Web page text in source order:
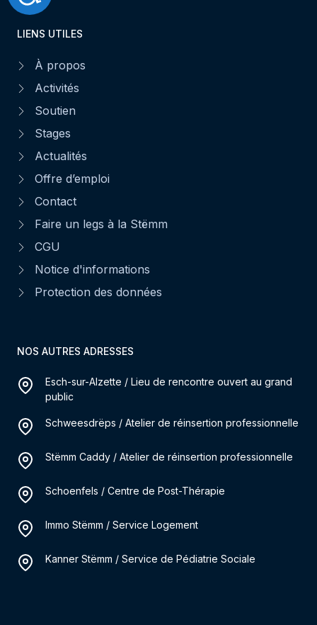
LIENS UTILES
À propos
Activités
Soutien
Stages
Actualités
Offre d’emploi
Contact
Faire un legs à la Stëmm
CGU
Notice d'informations
Protection des données
NOS AUTRES ADRESSES
Esch-sur-Alzette / Lieu de rencontre ouvert au grand
public
Schweesdrëps / Atelier de réinsertion professionnelle
Stëmm Caddy / Atelier de réinsertion professionnelle
Schoenfels / Centre de Post-Thérapie
Immo Stëmm / Service Logement
Kanner Stëmm / Service de Pédiatrie Sociale